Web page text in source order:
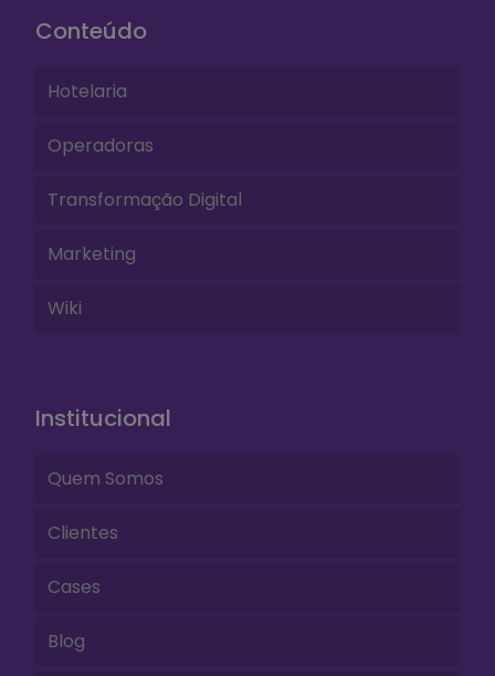
Conteúdo
Hotelaria
Operadoras
Transformação Digital
Marketing
Wiki
Institucional
Quem Somos
Clientes
Cases
Blog